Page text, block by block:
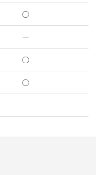
◯
―
◯
◯